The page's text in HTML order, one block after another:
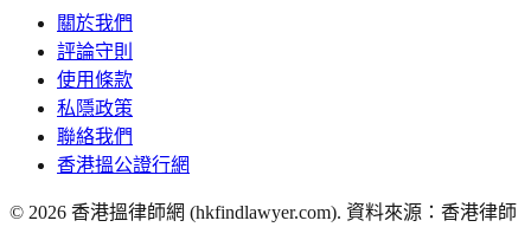
關於我們
評論守則
使用條款
私隱政策
聯絡我們
香港搵公證行網
© 2026 香港搵律師網 (hkfindlawyer.com). 資料來源：香港律師